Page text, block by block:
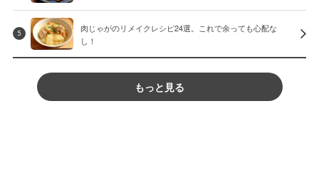
5
肉じゃがのリメイクレシピ24選。これで余っても心配な
し！
もっと見る